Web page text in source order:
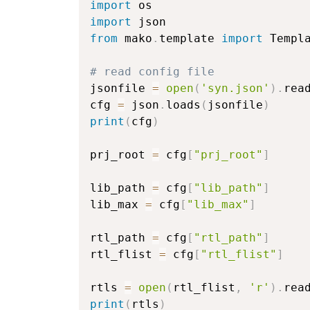
import
os
import
json
from mako . template import
# read config file
jsonfile = open ( 'syn.json' ) . read
cfg = json . loads ( jsonfile )
print ( cfg )
prj_root = cfg [ "prj_root" ]
lib_path = cfg [ "lib_path" ]
lib_max = cfg [ "lib_max" ]
rtl_path = cfg [ "rtl_path" ]
rtl_flist = cfg [ "rtl_flist" ]
rtls = open ( rtl_flist , 'r' ) . read
print ( rtls )